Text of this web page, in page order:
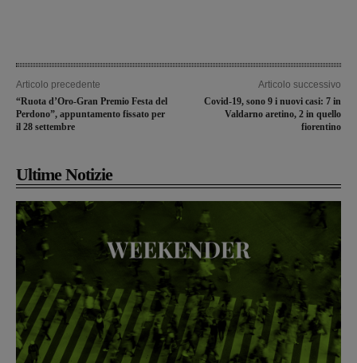
Articolo precedente
“Ruota d’Oro-Gran Premio Festa del
Perdono”, appuntamento fissato per
il 28 settembre
Articolo successivo
Covid-19, sono 9 i nuovi casi: 7 in
Valdarno aretino, 2 in quello
fiorentino
Ultime Notizie